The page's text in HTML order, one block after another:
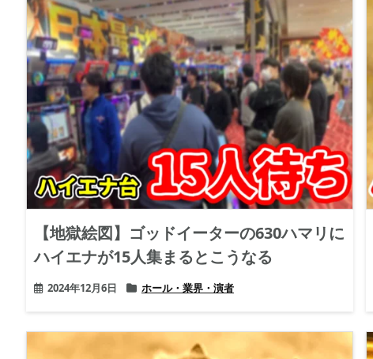
【地獄絵図】ゴッドイーターの630ハマリに
ハイエナが15人集まるとこうなる
2024年12月6日 ホール・業界・演者